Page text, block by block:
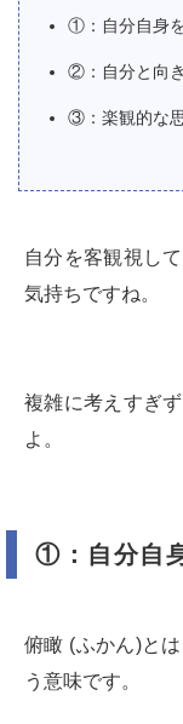
①：自分自身
②：自分と向
③：楽観的な
自分を客観視し
気持ちですね。
複雑に考えすぎ
よ。
①：自分自
俯瞰 (ふかん)と
う意味です。